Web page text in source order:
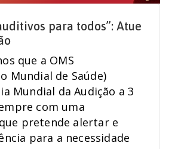
para todos”: Atue
que a OMS
Mundial de Saúde)
Mundial da Audição a 3
com uma
pretende alertar e
para a necessidade